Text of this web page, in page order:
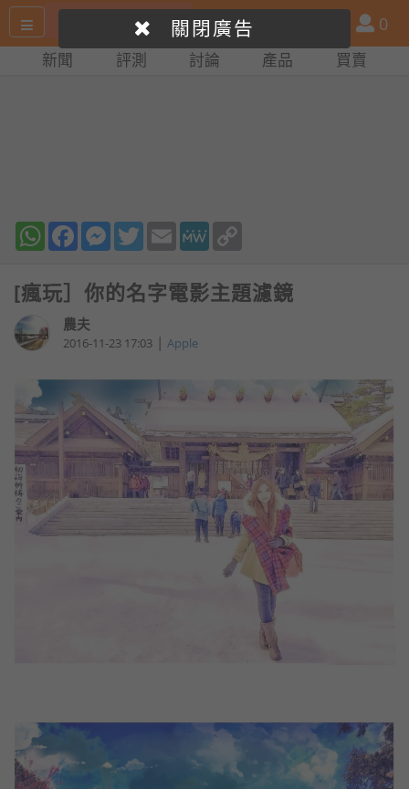
尋
產
品
比
會
員
0
新聞 評測 討論 產品 買賣
WhatsAppFacebookMessenger
TwitterEmail MeWe
[瘋玩］你的名字電影主題濾鏡
農夫
2016-11-23 17:03 | Apple
關閉廣告